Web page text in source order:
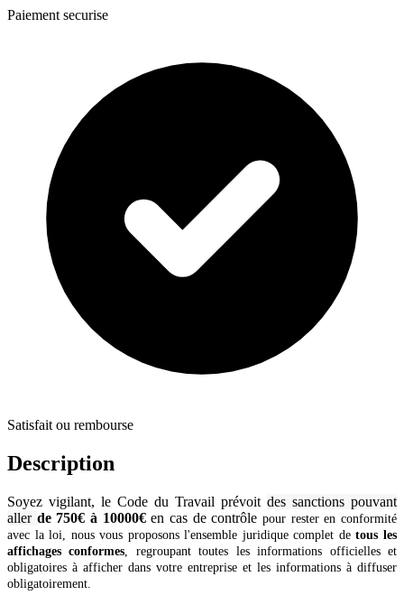
Paiement securise
Satisfait ou rembourse
Description
Soyez vigilant, le Code du Travail prévoit des sanctions pouvant
aller de 750€ à 10000€ en cas de contrôle pour rester en conformité
avec la loi, nous vous proposons l'ensemble juridique complet detous les
affichages conformes , regroupant toutes les informations officielles et
obligatoires à afficher dans votre entreprise et les informations à diffuser
obligatoirement.